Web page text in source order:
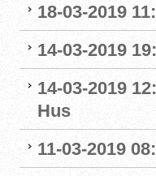
18-03-2019
14-03-2019
14-03-2019
Hus
11-03-2019